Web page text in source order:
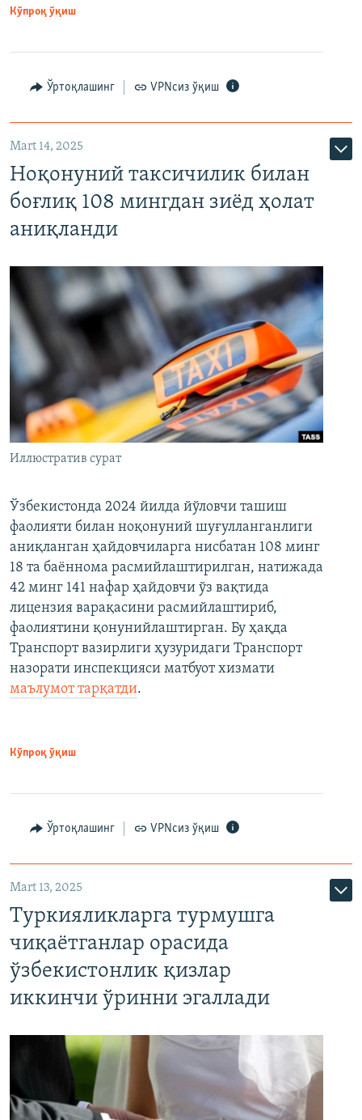
Кўпроқ ўқиш
Ўртоқлашинг VPNсиз ўқиш
Mart 14, 2025
Ноқонуний таксичилик билан
боғлиқ 108 мингдан зиёд ҳолат
аниқланди
Иллюстратив сурат
Ўзбекистонда 2024 йилда йўловчи ташиш
фаолияти билан ноқонуний шуғулланганлиги
аниқланган ҳайдовчиларга нисбатан 108 минг
18 та баённома расмийлаштирилган, натижада
42 минг 141 нафар ҳайдовчи ўз вақтида
лицензия варақасини расмийлаштириб,
фаолиятини қонунийлаштирган. Бу ҳақда
Транспорт вазирлиги ҳузуридаги Транспорт
назорати инспекцияси матбуот хизмати
маълумот тарқатди.
Кўпроқ ўқиш
Ўртоқлашинг VPNсиз ўқиш
Mart 13, 2025
Туркияликларга турмушга
чиқаётганлар орасида
ўзбекистонлик қизлар
иккинчи ўринни эгаллади